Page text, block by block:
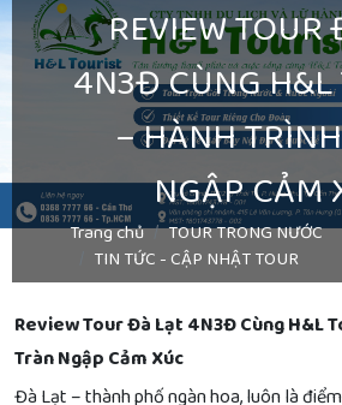
REVIEW TOUR
4N3Đ CÙNG H&L
– HÀNH
NGẬP CẢM
Trang chủ
TOUR TRONG NƯỚC
TIN TỨC - CẬP NHẬT TOUR
Review Tour Đà Lạt 4N3Đ Cùng H&L
Tràn Ngập Cảm Xúc
Đà Lạt – thành phố ngàn hoa, luôn là